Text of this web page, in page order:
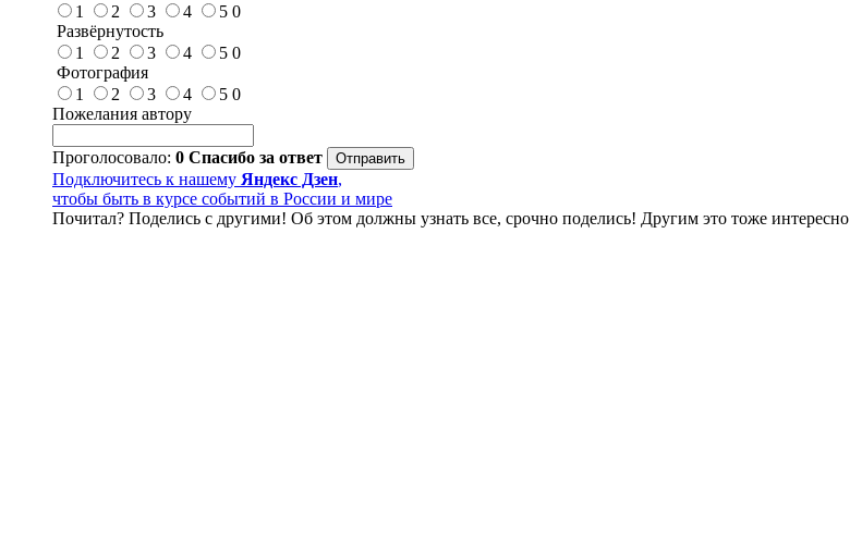
1
2 3 4 5 0
Развёрнутость
1
2 3 4 5 0
Фотография
1
2 3 4 5 0
Пожелания автору
Проголосовало: 0 Спасибо за ответ
Подключитесь к нашему Яндекс Дзен,
чтобы быть в курсе событий в России и мире
Почитал? Поделись с другими! Об этом должны узнать все, срочно поделись! Другим это тоже интересно